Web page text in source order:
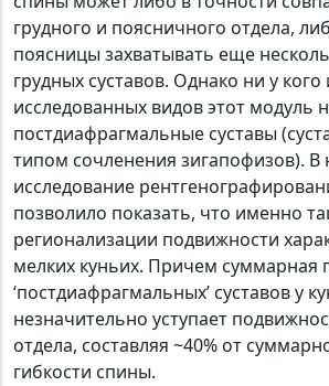
грудного и поясничного отдела,
поясницы захватывать еще
грудных суставов. Однако ни у кого
исследованных видов этот модуль
постдиафрагмальные суставы
типом сочленения зигапофизов). В
исследование
позволило показать, что именно
регионализации подвижности
мелких куньих. Причем суммарная
‘постдиафрагмальных’ суставов у
незначительно уступает
отдела, составляя ~40% от
гибкости спины.